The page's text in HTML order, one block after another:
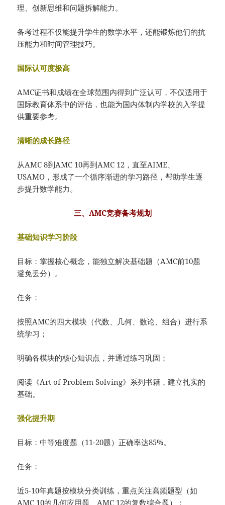
理、创新思维和问题拆解能力。
备考过程不仅能提升学生的数学水平，还能锻炼他们的抗
压能力和时间管理技巧。
国际认可度极高
AMC证书和成绩在全球范围内得到广泛认可，不仅适用于
国际教育体系中的评估，也能为国内体制内学校的入学提
供重要参考。
清晰的成长路径
从AMC 8到AMC 10再到AMC 12，直至AIME、
USAMO，形成了一个循序渐进的学习路径，帮助学生逐
步提升数学能力。
三、AMC竞赛备考规划
基础知识学习阶段
目标：掌握核心概念，能独立解决基础题（AMC前10题
避免丢分）。
任务：
按照AMC的四大模块（代数、几何、数论、组合）进行系
统学习；
明确各模块的核心知识点，并通过练习巩固；
阅读《Art of Problem Solving》系列书籍，建立扎实的
基础。
强化提升期
目标：中等难度题（11-20题）正确率达85%。
任务：
近5-10年真题按模块分类训练，重点关注高频题型（如
AMC 10的几何应用题、AMC 12的复数综合题）；